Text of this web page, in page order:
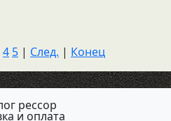
4 5 | След. | Конец
рессор
и оплата